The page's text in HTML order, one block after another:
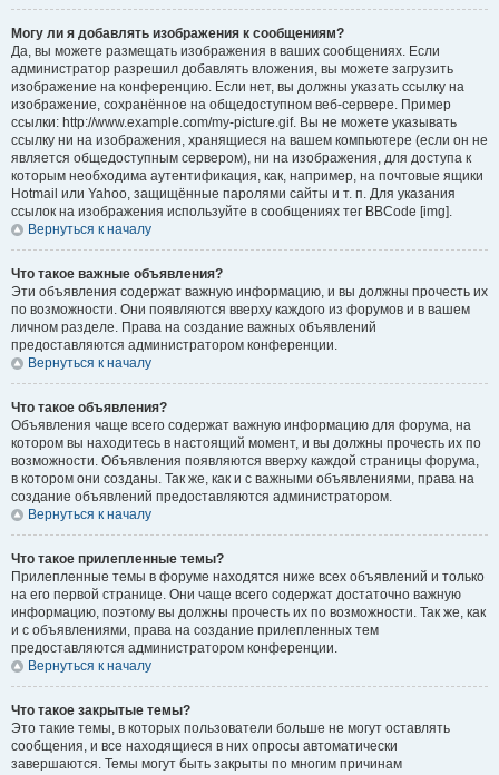
Могу ли я добавлять изображения к сообщениям?
Да, вы можете размещать изображения в ваших сообщениях. Если
администратор разрешил добавлять вложения, вы можете загрузить
изображение на конференцию. Если нет, вы должны указать ссылку на
изображение, сохранённое на общедоступном веб-сервере. Пример
ссылки: http://www.example.com/my-picture.gif. Вы не можете указывать
ссылку ни на изображения, хранящиеся на вашем компьютере (если он не
является общедоступным сервером), ни на изображения, для доступа к
которым необходима аутентификация, как, например, на почтовые ящики
Hotmail или Yahoo, защищённые паролями сайты и т. п. Для указания
ссылок на изображения используйте в сообщениях тег BBCode [img].
Вернуться к началу
Что такое важные объявления?
Эти объявления содержат важную информацию, и вы должны прочесть их
по возможности. Они появляются вверху каждого из форумов и в вашем
личном разделе. Права на создание важных объявлений
предоставляются администратором конференции.
Вернуться к началу
Что такое объявления?
Объявления чаще всего содержат важную информацию для форума, на
котором вы находитесь в настоящий момент, и вы должны прочесть их по
возможности. Объявления появляются вверху каждой страницы форума,
в котором они созданы. Так же, как и с важными объявлениями, права на
создание объявлений предоставляются администратором.
Вернуться к началу
Что такое прилепленные темы?
Прилепленные темы в форуме находятся ниже всех объявлений и только
на его первой странице. Они чаще всего содержат достаточно важную
информацию, поэтому вы должны прочесть их по возможности. Так же, как
и с объявлениями, права на создание прилепленных тем
предоставляются администратором конференции.
Вернуться к началу
Что такое закрытые темы?
Это такие темы, в которых пользователи больше не могут оставлять
сообщения, и все находящиеся в них опросы автоматически
завершаются. Темы могут быть закрыты по многим причинам